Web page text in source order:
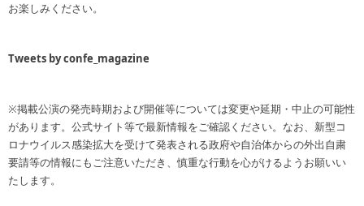
お楽しみください。
Tweets by confe_magazine
※掲載公演の発売時期および開催等については変更や延期・中止の可能性
があります。公式サイト等で最新情報をご確認ください。なお、新型コ
ロナウイルス感染拡大を受けて発表される政府や自治体からの外出自粛
要請等の情報にもご注意いただき、慎重な行動を心がけるようお願いい
たします。